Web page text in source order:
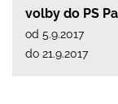
volby do PS
od 5.9.2017
do 21.9.2017